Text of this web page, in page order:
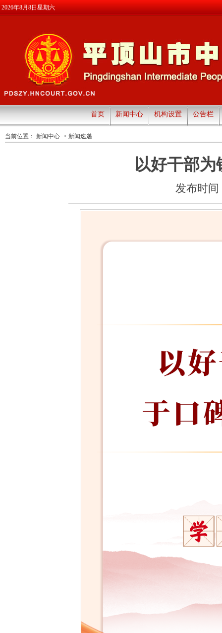
2026年8月8日星期六
首页 新闻中心 机构设置 公告栏
当前位置： 新闻中心 -> 新闻速递
以好干部
发布时间